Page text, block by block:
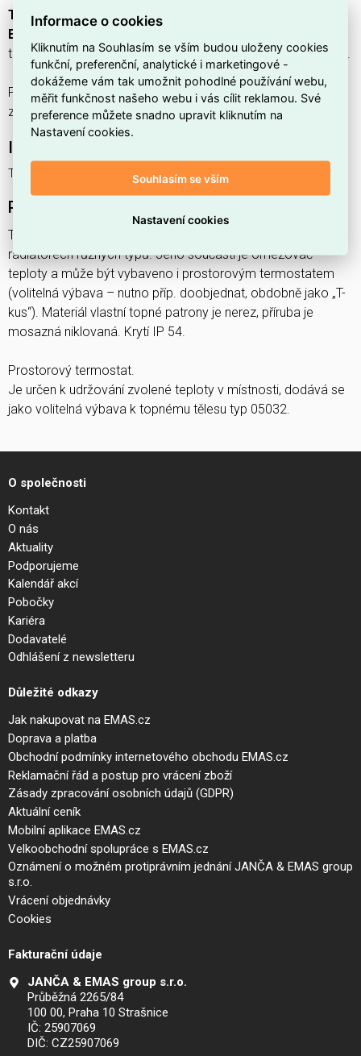
Topné těleso do koupelnových radiátorů 230V 700W
ELTOP 0503290050
topné těleso určené pro instalaci do koupelnových radiátorů.
Pracuje na napětí230 Va má připojenou zátěž0,7 kW , což
zajišťuje rychlé doplňkové vytápění prostoru.
Topné těleso 230V 700W
Podrobný popis produktu
Topné těleso určené pro ohřev vody v koupelnových
radiátorech různých typů. Jeho součástí je omezovač
teploty a může být vybaveno i prostorovým termostatem
(volitelná výbava – nutno příp. doobjednat, obdobně jako „T-
kus“). Materiál vlastní topné patrony je nerez, příruba je
mosazná niklovaná. Krytí IP 54.
Prostorový termostat.
Je určen k udržování zvolené teploty v místnosti, dodává se
jako volitelná výbava k topnému tělesu typ 05032.
O společnosti
Kontakt
O nás
Aktuality
Podporujeme
Kalendář akcí
Pobočky
Kariéra
Dodavatelé
Odhlášení z newsletteru
Důležité odkazy
Jak nakupovat na EMAS.cz
Doprava a platba
Obchodní podmínky internetového obchodu EMAS.cz
Reklamační řád a postup pro vrácení zboží
Zásady zpracování osobních údajů (GDPR)
Aktuální ceník
Mobilní aplikace EMAS.cz
Velkoobchodní spolupráce s EMAS.cz
Oznámení o možném protiprávním jednání JANČA & EMAS group
s.r.o.
Vrácení objednávky
Cookies
Fakturační údaje
JANČA & EMAS group s.r.o.
Průběžná 2265/84
100 00, Praha 10 Strašnice
IČ: 25907069
DIČ: CZ25907069
Informace o cookies
Kliknutím na Souhlasím se vším budou uloženy cookies
funkční, preferenční, analytické i marketingové -
dokážeme vám tak umožnit pohodlné používání webu,
měřit funkčnost našeho webu i vás cílit reklamou. Své
preference můžete snadno upravit kliknutím na
Nastavení cookies.
Souhlasím se vším
Nastavení cookies